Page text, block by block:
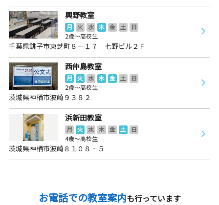
興野教室
月 火 水 木 金 土
日
2歳～高校生
千葉県銚子市東芝町８－１７ 七野ビル２Ｆ
西仲島教室
月 火 水 木 金 土
日
2歳～高校生
茨城県神栖市波崎９３８２
浜新田教室
月 火 水 木 金 土
日
4歳～高校生
茨城県神栖市波崎８１０８‐５
お電話での教室案内も行っています